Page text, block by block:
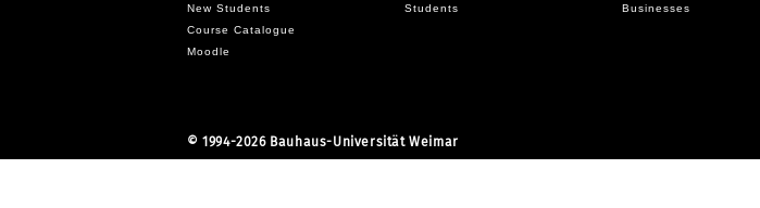
New Students
Course Catalogue
Moodle
Students
Businesses
© 1994-2026 Bauhaus-Universität Weimar